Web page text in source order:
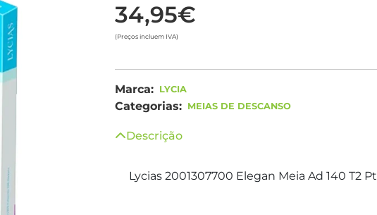
34,95€
(Preços incluem IVA)
Marca: LYCIA
Categorias: MEIAS DE DESCANSO
Descrição
Lycias 2001307700 Elegan Meia Ad 140 T2 Pt